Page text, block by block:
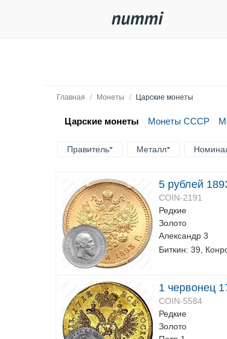
Главная / Монеты / Царские монеты
Царские монеты Монеты СССР
Правитель Металл
5 рублей
COIN-2191
Редкие
Золото
Александр 3
Биткин: 39,
1 червонец
COIN-5584
Редкие
Золото